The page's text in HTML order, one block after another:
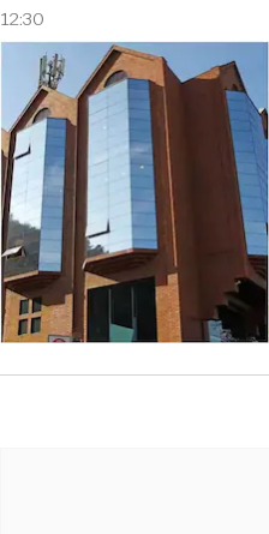
12:30